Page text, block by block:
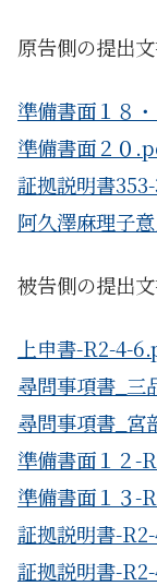
原告側の提出
準備書面１８
準備書面２０
証拠説明書
阿久澤麻理子
被告側の提出
上申書-R2-4-
尋問事項書_
尋問事項書_
準備書面１２-
準備書面１３-
証拠説明書-
証拠説明書-